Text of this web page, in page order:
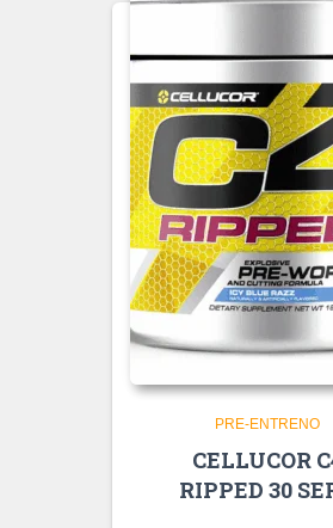
PRE-ENTRENO
CELLUCOR
RIPPED 30